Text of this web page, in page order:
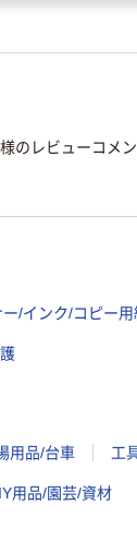
のレビューコメ
ー/インク/コピー用
用品/台車 工
用品/園芸/資材